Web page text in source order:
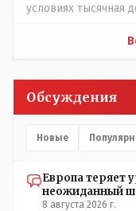
условиях тысячная
прививки. Бумага
люди и
прививал.Лично я
частотности
естественный
Обсуждения
Новые
Европа теряет
неожиданный
8 августа 2026 г.